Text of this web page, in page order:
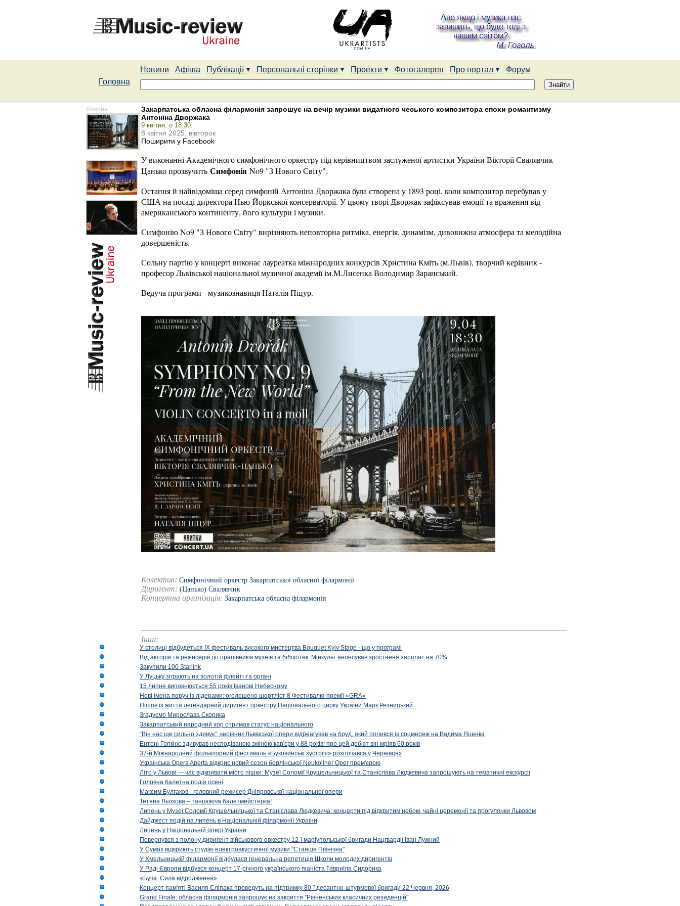
Новини Афіша Публікації Персональні сторінки Проекти Фотогалерея Про портал
Форум
Головна
Новина
Закарпатська обласна філармонія запрошує на вечір музики видатного чеського композитора епохи романтизму
Антоніна Дворжака
9 квітня, о 18:30.
8 квітня 2025, вівторок
Поширити у Facebook
У виконанні Академічного симфонічного оркестру під керівництвом заслуженої артистки України Вікторії Свалявчик-
Цанько прозвучить Симфонія No9 "З Нового Світу".
Остання й найвідоміша серед симфоній Антоніна Дворжака була створена у 1893 році, коли композитор перебував у
США на посаді директора Нью-Йоркської консерваторії. У цьому творі Дворжак зафіксував емоції та враження від
американського континенту, його культури і музики.
Симфонію No9 "З Нового Світу" вирізняють неповторна ритміка, енергія, динамізм, дивовижна атмосфера та мелодійна
довершеність.
Сольну партію у концерті виконає лауреатка міжнародних конкурсів Христина Кміть (м.Львів), творчий керівник -
професор Львівської національної музичної академії ім.М.Лисенка Володимир Заранський.
Ведуча програми - музикознавиця Наталія Піцур.
Колектив: Симфонічний оркестр Закарпатської обласної філармонії
Диригент: (Цанько) Свалявчик
Концертна організація: Закарпатська обласна філармонія
Інші:
У столиці відбудеться IX фестиваль високого мистецтва Bouquet Kyiv Stage - що у програмі
Від акторів та режисерів до працівників музеїв та бібліотек: Мінкульт анонсував зростання зарплат на 70%
Закупили 100 Starlink
У Луцьку зіграють на золотій флейті та органі
15 липня виповнюється 55 років Іванові Небесному
Нові імена поруч із лідерами: оголошено шортліст 8 Фестивалю-премії «GRA»
Пішов із життя легендарний диригент оркестру Національного цирку України Марк Резницький
Згадуємо Мирослава Скорика
Закарпатський народний хор отримав статус національного
“Він нас ще сильно здивує”: керівник Львівської опери відреагував на бруд, який полився із соцмереж на Вадима Яценка
Ентоні Гопкінс здивував несподіваною зміною кар'єри у 88 років: про цей дебют він мріяв 60 років
37-й Міжнародний фольклорний фестиваль «Буковинські зустрічі» розпочався у Чернівцях
Українська Opera Aperta відкриє новий сезон берлінської Neuköllner Oper прем'єрою
Літо у Львові — час відкривати місто пішки: Музеї Соломії Крушельницької та Станіслава Людкевича запрошують на тематичні екскурсії
Головна балетна подія осені
Максим Булгаков - головний режисер Дніпровської національної опери
Тетяна Льозова – танцююча балетмейстерка!
Липень у Музеї Соломії Крушельницької та Станіслава Людкевича: концерти під відкритим небом, чайні церемонії та прогулянки Львовом
Дайджест подій на липень в Національній філармонії України
Липень у Національній опері України
Повернувся з полону диригент військового оркестру 12-ї маріупольської бригади Нацгвардії Іван Лужний
У Сумах відкриють студію електроакустичної музики "Станція Північна"
У Хмельницькій філармонії відбулася генеральна репетиція Школи молодих диригентів
У Раді Європи відбувся концерт 17-річного українського піаніста Гавриїла Сидорика
«Буча. Сила відродження»
Концерт пам'яті Василя Сліпака проведуть на підтримку 80-ї десантно-штурмової бригади 22 Червня, 2026
Grand Finale: обласна філармонія запрошує на закриття "Рівненських класичних резиденцій"